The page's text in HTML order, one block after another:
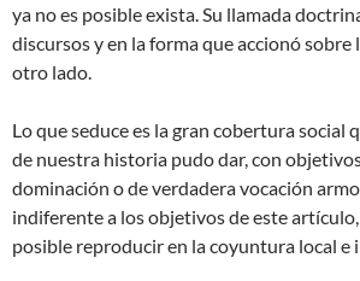
ya no es posible exista. Su llamada
discursos y en la forma que accionó sobre
otro lado.
Lo que seduce es la gran cobertura social
de nuestra historia pudo dar, con
dominación o de verdadera vocación
indiferente a los objetivos de este
posible reproducir en la coyuntura local e